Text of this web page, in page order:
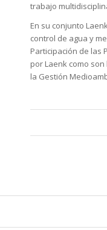
trabajo
En su conjunto
control de agua y
Participación de las
por Laenk como son
la Gestión